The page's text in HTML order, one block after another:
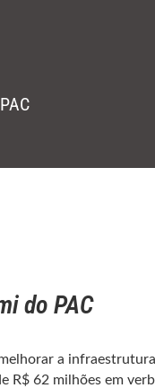
do PAC
a
R$ 62 milhões em